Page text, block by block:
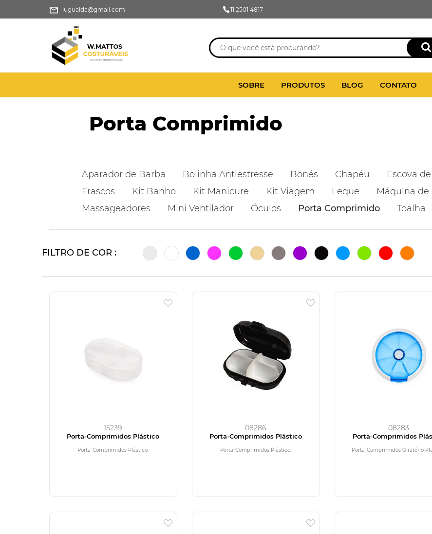
lugualda@gmail.com 11 2501 4817
SOBRE PRODUTOS BLOG CONTATO
Porta Comprimido
Aparador de Barba Bolinha Antiestresse Bonés Chapéu Escova
Frascos
Kit Banho Kit Manicure Kit Viagem Leque Máquina de
Massageadores
Mini Ventilador Óculos Porta Comprimido Toalha
FILTRO DE COR :
15239
Porta-Comprimidos Plástico
Porta-Comprimidos Plástico.
08286
Porta-Comprimidos Plástico
Porta-Comprimidos Plástico.
08283
Porta-Comprimidos
Porta-Comprimidos Giratório